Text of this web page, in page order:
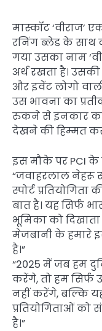
मास्कॉट ‘वीराज’
रनिंग ब्लेड के साथ
गया उसका नाम
अर्थ रखता है।
और इवेंट लोगो
उस भावना का
रुकने से इनकार
देखने की हिम्मत
इस मौके पर PCI
“जवाहरलाल नेहरू
स्पोर्ट
बात है। यह सिर्फ
भूमिका को
मेजबानी के हमारे
है।”
“2025 में जब हम
करेंगे, तो हम
नहीं करेंगे, बल्कि
प्रतियोगिताओं को
है।”